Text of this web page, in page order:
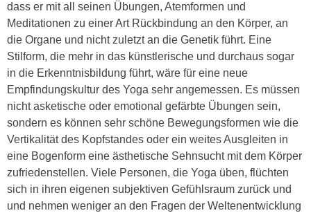
dass er mit all seinen Übungen, Atemformen und
Meditationen zu einer Art Rückbindung an den Körper, an
die Organe und nicht zuletzt an die Genetik führt. Eine
Stilform, die mehr in das künstlerische und durchaus sogar
in die Erkenntnisbildung führt, wäre für eine neue
Empfindungskultur des Yoga sehr angemessen. Es müssen
nicht asketische oder emotional gefärbte Übungen sein,
sondern es können sehr schöne Bewegungsformen wie die
Vertikalität des Kopfstandes oder ein weites Ausgleiten in
eine Bogenform eine ästhetische Sehnsucht mit dem Körper
zufriedenstellen. Viele Personen, die Yoga üben, flüchten
sich in ihren eigenen subjektiven Gefühlsraum zurück und
und nehmen weniger an den Fragen der Weltenentwicklung